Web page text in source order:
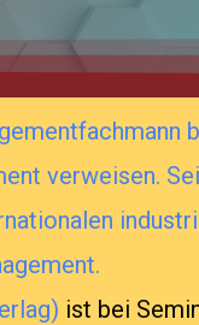
verweisen.
ist bei